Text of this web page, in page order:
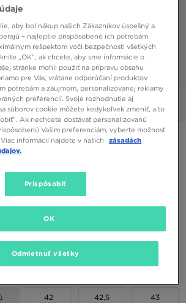
360° Video
PLUS
42 42,5 43
aby bol nákup našich Zákazníkov úspešný a
– najlepšie prispôsobené ich potrebám.
rešpektom voči bezpečnosti všetkých
„OK”, ak chcete, aby sme informácie o
stránke mohli použiť na prípravu obsahu
pre Vás, vrátane odporúčaní produktov
potrebám a záujmom, personalizovanej reklamy
preferencií. Svoje rozhodnutie aj
súborov cookie môžete kedykoľvek zmeniť, a to
Ak nechcete dostávať personalizovanú
Vašim preferenciám, vyberte možnosť
informácií nájdete v našich
zásadách
Prispôsobiť
Odmietnuť všetky
OK